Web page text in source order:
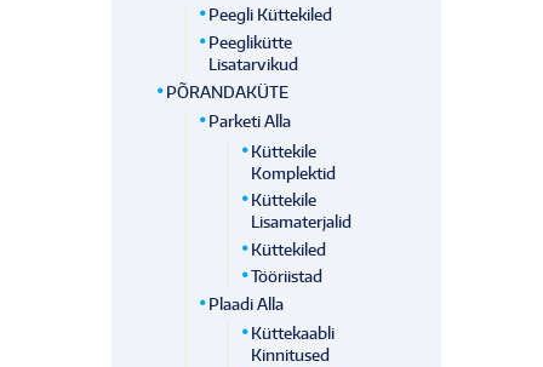
Peegli Küttekiled
Peeglikütte
Lisatarvikud
PÕRANDAKÜTE
Parketi Alla
Küttekile
Komplektid
Küttekile
Lisamaterjalid
Küttekiled
Tööriistad
Plaadi Alla
Küttekaabli
Kinnitused